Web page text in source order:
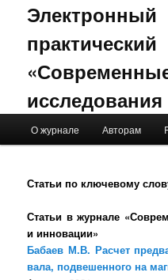
Skip to primary content
Skip to secondary content
О журнале Авторам
Статьи по ключевому
Статьи в журнале
и инновации»
Бабаев М.В. Расчет
вала, подвешенного на